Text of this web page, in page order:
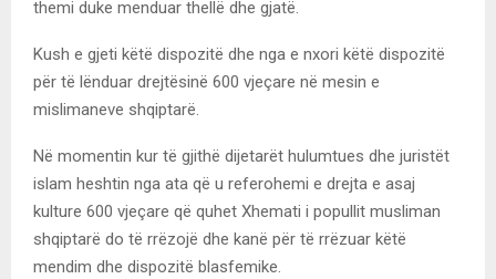
themi duke menduar thellë dhe gjatë.
Kush e gjeti këtë dispozitë dhe nga e nxori këtë dispozitë
për të lënduar drejtësinë 600 vjeçare në mesin e
mislimaneve shqiptarë.
Në momentin kur të gjithë dijetarët hulumtues dhe juristët
islam heshtin nga ata që u referohemi e drejta e asaj
kulture 600 vjeçare që quhet Xhemati i popullit musliman
shqiptarë do të rrëzojë dhe kanë për të rrëzuar këtë
mendim dhe dispozitë blasfemike.